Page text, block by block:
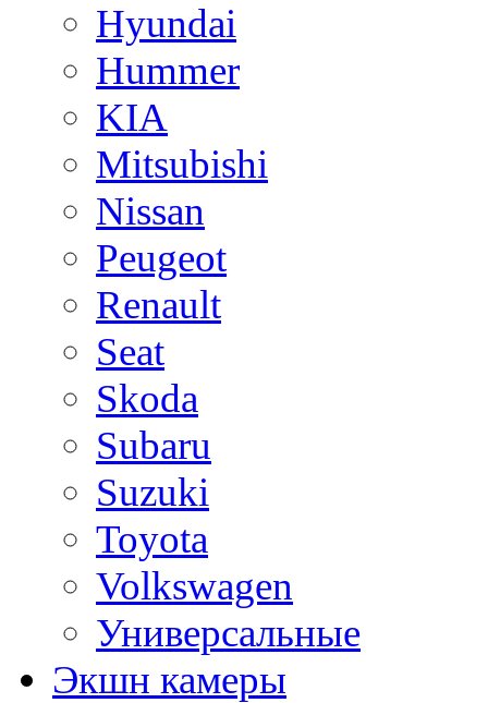
Hyundai
Hummer
KIA
Mitsubishi
Nissan
Peugeot
Renault
Seat
Skoda
Subaru
Suzuki
Toyota
Volkswagen
Универсальные
Экшн камеры